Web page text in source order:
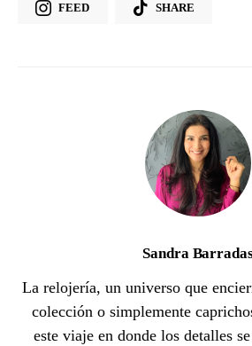
FEED SHARE
Sandra
La relojería, un universo que
colección o simplemente
este viaje en donde los detalles